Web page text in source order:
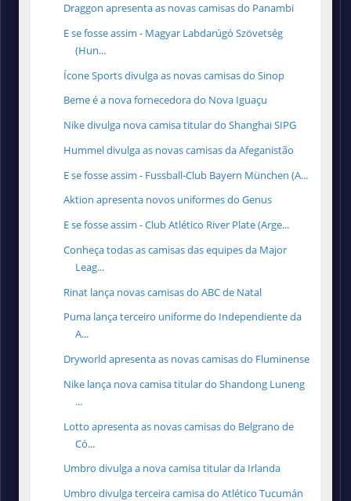
Draggon apresenta as novas camisas do Panambi
E se fosse assim - Magyar Labdarúgó Szövetség
(Hun...
Ícone Sports divulga as novas camisas do Sinop
Beme é a nova fornecedora do Nova Iguaçu
Nike divulga nova camisa titular do Shanghai SIPG
Hummel divulga as novas camisas da Afeganistão
E se fosse assim - Fussball-Club Bayern München (A...
Aktion apresenta novos uniformes do Genus
E se fosse assim - Club Atlético River Plate (Arge...
Conheça todas as camisas das equipes da Major
Leag...
Rinat lança novas camisas do ABC de Natal
Puma lança terceiro uniforme do Independiente da
A...
Dryworld apresenta as novas camisas do Fluminense
Nike lança nova camisa titular do Shandong Luneng
...
Lotto apresenta as novas camisas do Belgrano de
Có...
Umbro divulga a nova camisa titular da Irlanda
Umbro divulga terceira camisa do Atlético Tucumán